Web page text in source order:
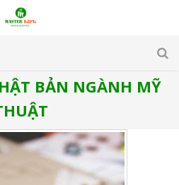
BẢN NGÀNH MỸ